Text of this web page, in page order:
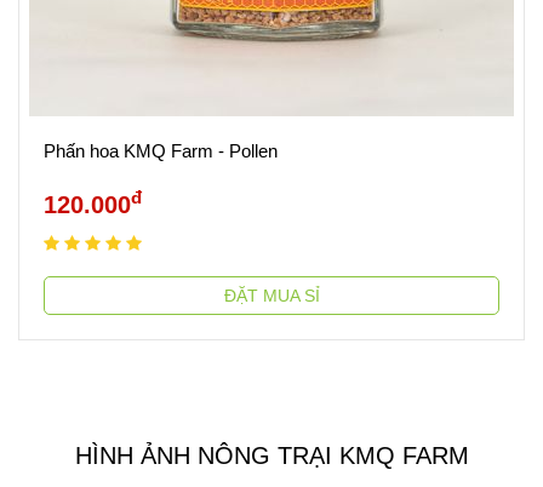
Phấn hoa KMQ Farm - Pollen
120.000đ
ĐẶT MUA SỈ
HÌNH ẢNH NÔNG TRẠI KMQ FARM